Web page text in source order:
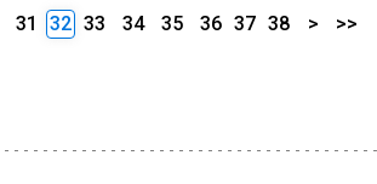
31 32 33 34 35 36 37 38 > >>